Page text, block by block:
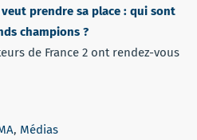
prendre sa place : qui sont
champions ?
de France 2 ont rendez-vous
, Médias